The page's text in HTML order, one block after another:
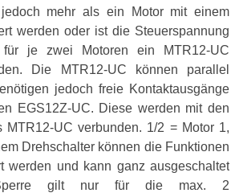
jedoch mehr als ein Motor mit einem
werden oder ist die Steuerspannung
je zwei Motoren ein MTR12-UC
Die MTR12-UC können parallel
jedoch freie Kontaktausgänge
EGS12Z-UC. Diese werden mit den
MTR12-UC verbunden. 1/2 = Motor 1,
Drehschalter können die Funktionen
werden und kann ganz ausgeschaltet
gilt nur für die max. 2